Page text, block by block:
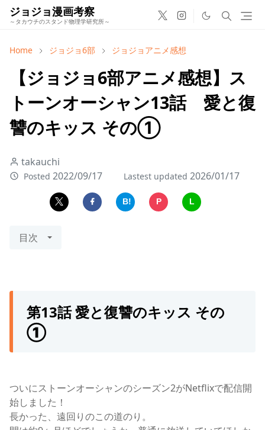
ジョジョ漫画考察
～タカウチのスタンド物理学研究所～
Home ジョジョ6部 ジョジョアニメ感想
【ジョジョ6部アニメ感想】ス
トーンオーシャン13話 愛と復
讐のキッス その①
takauchi
Posted 2022/09/17 Lastest updated 2026/01/17
B! P L
目次
第13話 愛と復讐のキッス その
①
ついにストーンオーシャンのシーズン2がNetflixで配信開
始しました！
長かった、遠回りのこの道のり。